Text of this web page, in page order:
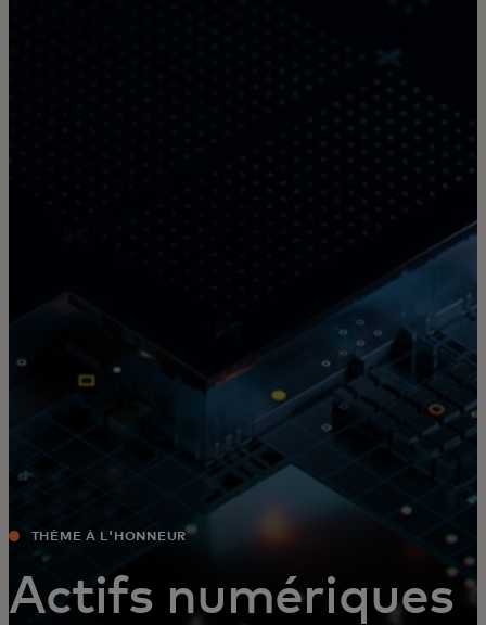
THÈME À L'HONNEUR
Actifs numériques